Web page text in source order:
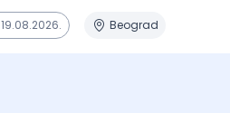
19.08.2026. Beograd